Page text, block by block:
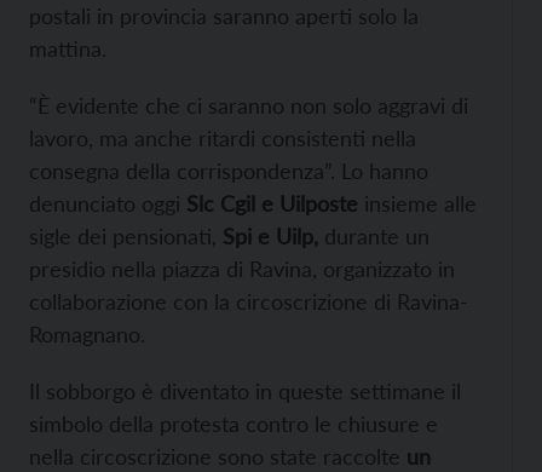
postali in provincia saranno aperti solo la
mattina.
“È evidente che ci saranno non solo aggravi di
lavoro, ma anche ritardi consistenti nella
consegna della corrispondenza”. Lo hanno
denunciato oggi Slc Cgil e Uilposte insieme alle
sigle dei pensionati, Spi e Uilp, durante un
presidio nella piazza di Ravina, organizzato in
collaborazione con la circoscrizione di Ravina-
Romagnano.
Il sobborgo è diventato in queste settimane il
simbolo della protesta contro le chiusure e
nella circoscrizione sono state raccolte un